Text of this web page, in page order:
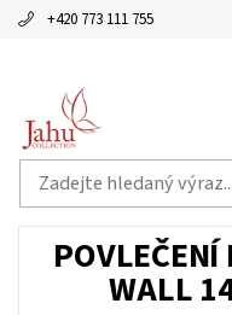
+420 773 111 755
WALL